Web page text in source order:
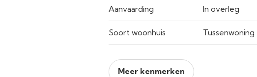
Aanvaarding In overleg
Soort woonhuis Tussenwoning
Meer kenmerken